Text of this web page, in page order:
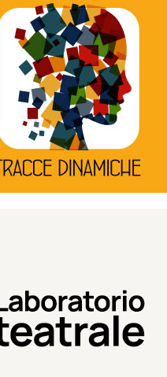
Tracce dinamiche
Tracce Dinamiche è una
rassegna di teatro
d’innovazione e sperimentale.
Continua
Laboratorio di teatro del
Teatro Eduardo de Filippo